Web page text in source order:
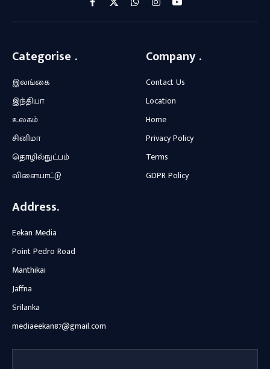
Facebook
X
(Twitter)
WhatsAppInstagramYouTube
Categorise .
இலங்கை
இந்தியா
உலகம்
சினிமா
தொழில்நுட்பம்
விளையாட்டு
Company .
Contact Us
Location
Home
Privacy Policy
Terms
GDPR Policy
Address.
Eekan Media
Point Pedro Road
Manthikai
Jaffna
Srilanka
mediaeekan87@gmail.com